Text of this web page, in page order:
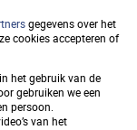
gegevens over het
cookies accepteren of
het gebruik van de
gebruiken we een
persoon.
van het